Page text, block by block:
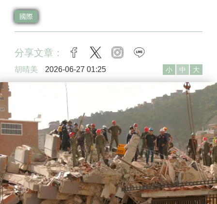
國際
分享文章： facebook
twitter instagram
胡晴美 2026-06-27 01:25 小 中 大